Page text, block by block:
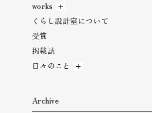
works
くらし設計室について
受賞
掲載誌
日々のこと
Archive